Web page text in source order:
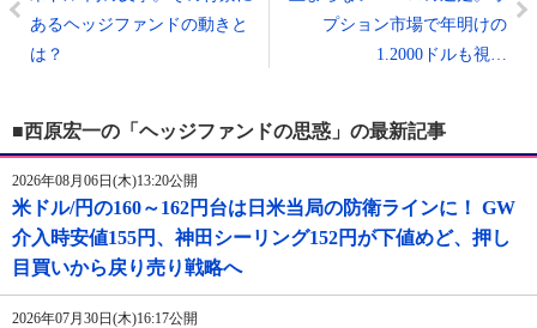
あるヘッジファンドの動きと
は？
プション市場で年明けの
1.2000ドルも視…
■西原宏一の「ヘッジファンドの思惑」の最新記事
2026年08月06日(木)13:20公開
米ドル/円の160～162円台は日米当局の防衛ラインに！ GW
介入時安値155円、神田シーリング152円が下値めど、押し
目買いから戻り売り戦略へ
2026年07月30日(木)16:17公開